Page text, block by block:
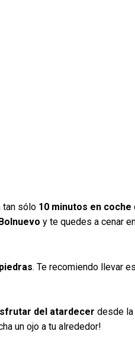
tan sólo 10 minutos en coche
y te quedes a cenar
. Te recomiendo llevar
del atardecer desde la
un ojo a tu alrededor!